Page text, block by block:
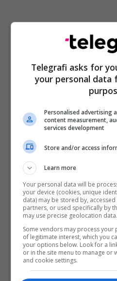
Telegrafi asks for
your personal data
Personalised advertising
content measurement,
services development
Store and/or access
Learn more
Your personal data will be
your device (cookies, unique
data) may be stored by,
partners, or used specifically by
may use precise geolocation data.
Some vendors may process
of legitimate interest, which you
your options below. Look for a
or in the site menu to manage or
and cookie settings.